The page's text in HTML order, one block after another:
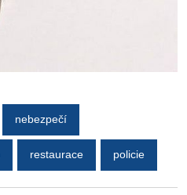
nebezpečí
restaurace policie